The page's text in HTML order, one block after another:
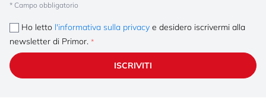
* Campo obbligatorio
Ho letto l'informativa sulla privacy e desidero iscrivermi alla
newsletter di Primor.
ISCRIVITI